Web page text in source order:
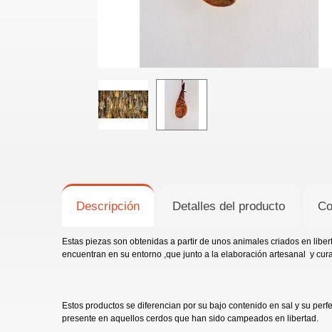
Descripción Detalles del producto
Estas piezas son obtenidas a partir de unos animales criados en
encuentran en su entorno ,que junto a la elaboración artesanal y
Estos productos se diferencian por su bajo contenido en sal y su
presente en aquellos cerdos que han sido campeados en libertad.